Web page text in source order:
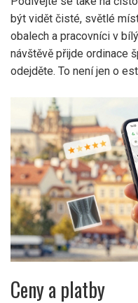
být vidět čisté, světlé
obalech a pracovníci v
návštěvě přijde ordinace
odejděte. To není jen o
Ceny a platby